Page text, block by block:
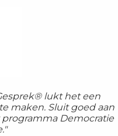
lukt het een
maken. Sluit goed aan
programma Democratie